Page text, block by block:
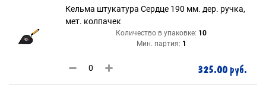
Кельма штукатура Сердце 190 мм. дер. ручка,
мет. колпачек
Количество в упаковке: 10
Мин. партия: 1
325.00 руб.